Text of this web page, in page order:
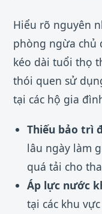
Hiểu rõ nguyên
phòng ngừa chủ
kéo dài tuổi thọ
thói quen sử
tại các hộ gia
Thiếu bảo trì
lâu ngày làm
quá tải cho
Áp lực nước
tại các khu